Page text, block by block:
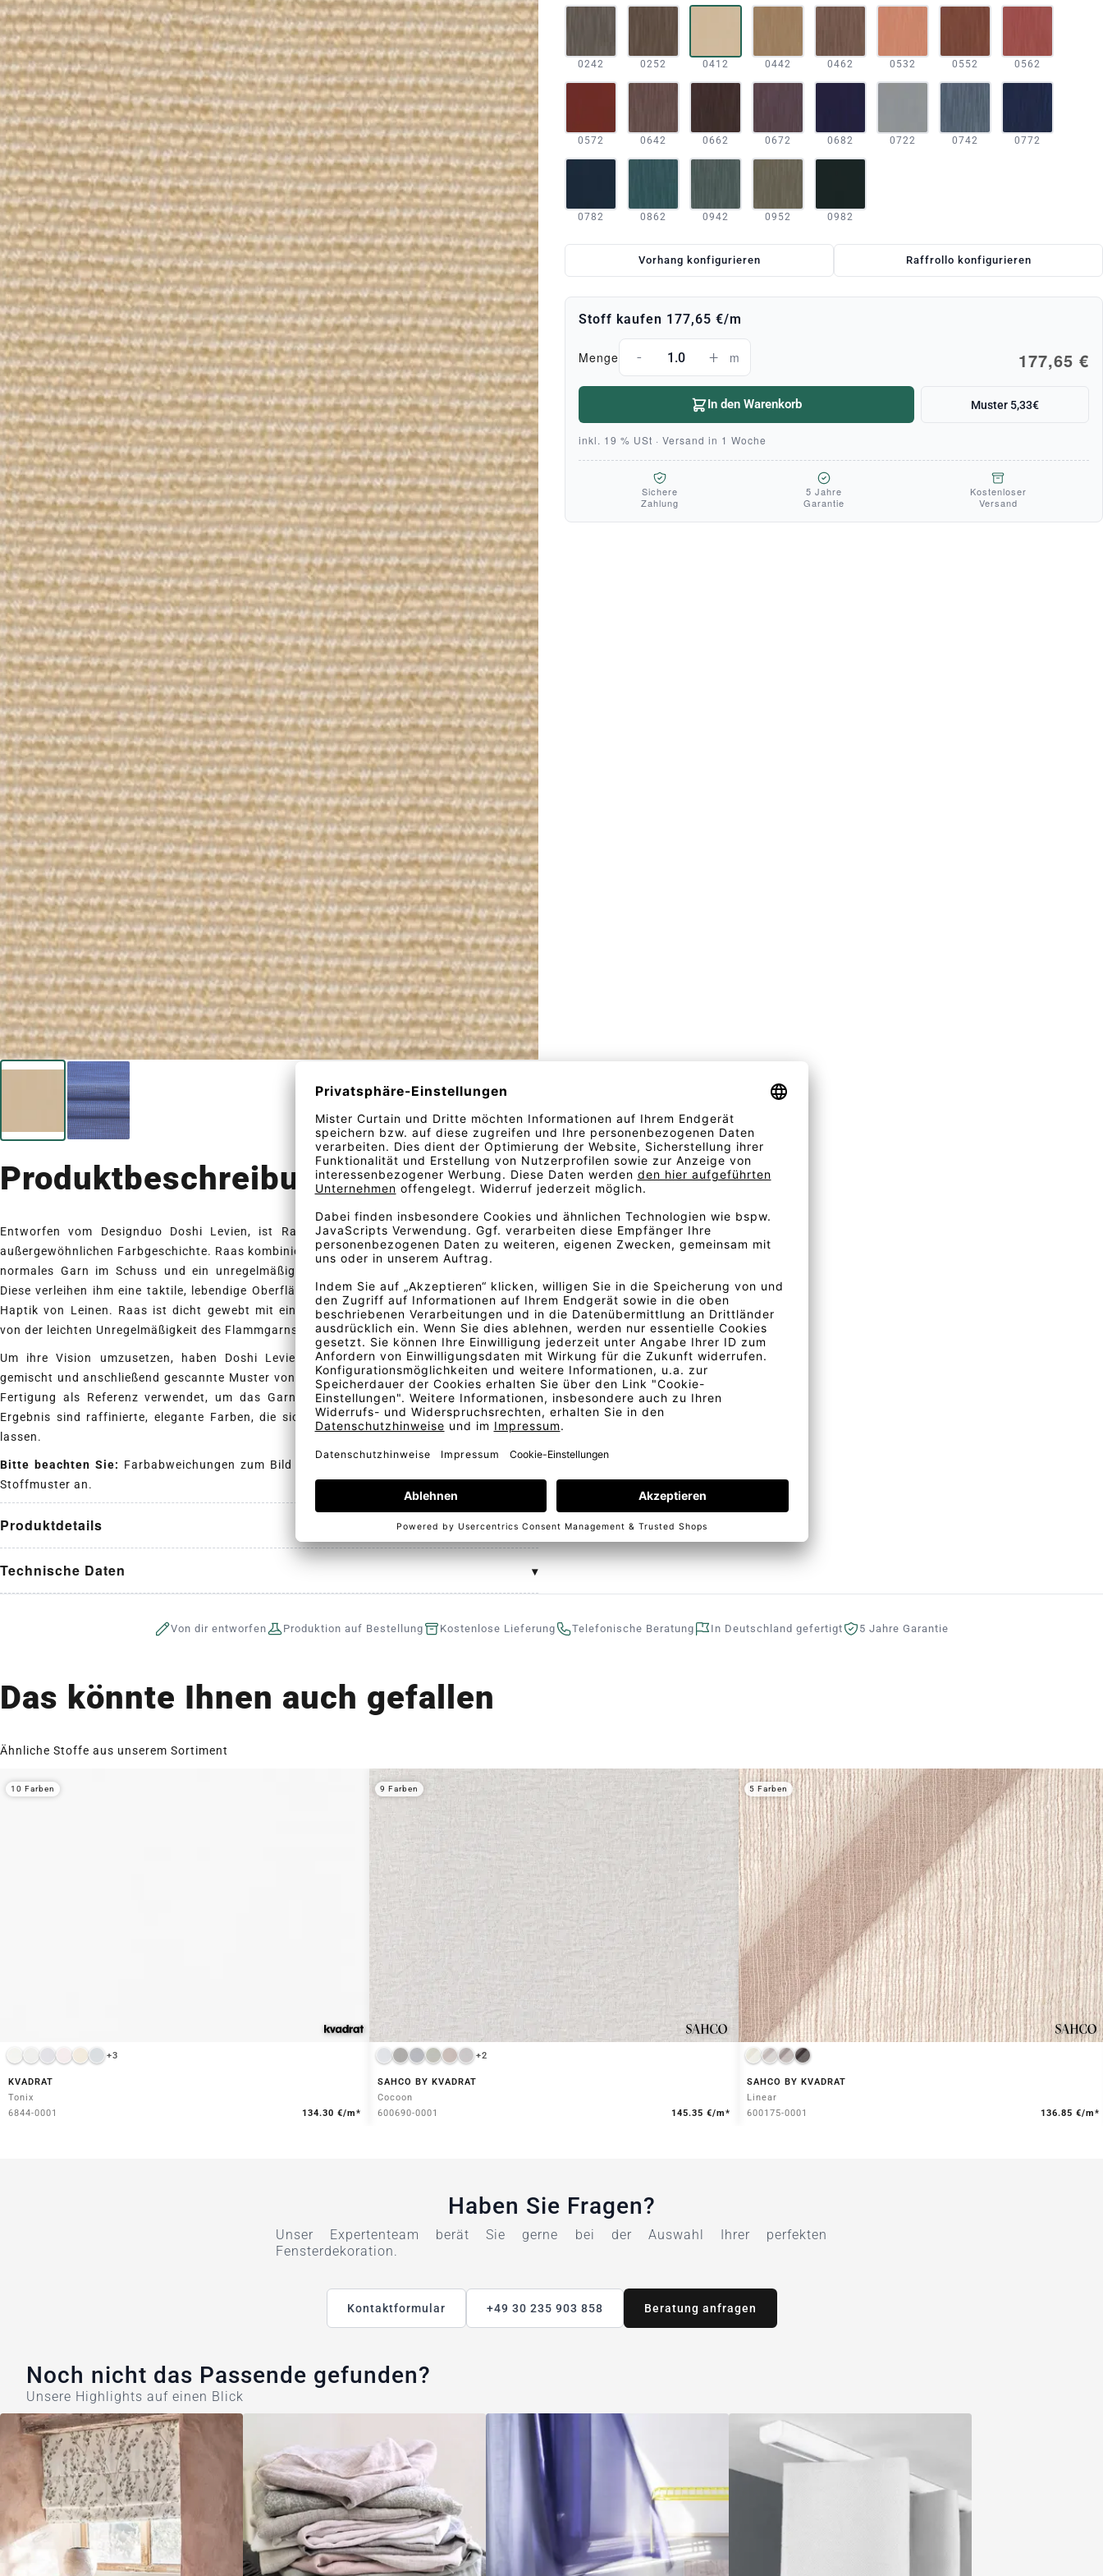
0242 0252 0412 0442 0462 0532 0552 0562
0572 0642 0662 0672 0682 0722 0742 0772
0782 0862 0942 0952 0982
Vorhang konfigurieren Raffrollo konfigurieren
Stoff kaufen 177,65 €/m
Menge - + m 177,65 €
In den Warenkorb Muster 5,33€
inkl. 19 % USt · Versand in 1 Woche
Sichere
Zahlung
5 Jahre
Garantie
Kostenloser
Versand
Produktbeschreibung
Entworfen vom Designduo Doshi Levien, ist Raas ein lebendiger Möbelstoff mit einer
außergewöhnlichen Farbgeschichte. Raas kombiniert zwei voluminöse, einfarbige Garne: ein
normales Garn im Schuss und ein unregelmäßig strukturiertes Flammgarn in der Kette.
Diese verleihen ihm eine taktile, lebendige Oberfläche mit Bouclé-Charakter und der kühlen
Haptik von Leinen. Raas ist dicht gewebt mit einem präzisen, gitterartigen Ausdruck, der
von der leichten Unregelmäßigkeit des Flammgarns ausgeglichen wird.
Um ihre Vision umzusetzen, haben Doshi Levien über 100 Gouache-Farben von Hand
gemischt und anschließend gescannte Muster von Hand bemalt. Diese wurden während der
Fertigung als Referenz verwendet, um das Garn mit höchster Präzision zu färben. Das
Ergebnis sind raffinierte, elegante Farben, die sich in keinem anderen Farbsystem finden
lassen.
Bitte beachten Sie: Farbabweichungen zum Bild sind möglich. Fordern Sie am besten ein
Stoffmuster an.
Produktdetails
Technische Daten
Von dir entworfen Produktion auf Bestellung Kostenlose Lieferung Telefonische Beratung In Deutschland gefertigt 5 Jahre Garantie
Das könnte Ihnen auch gefallen
Ähnliche Stoffe aus unserem Sortiment
+3
KVADRAT
Tonix
6844-0001
134.30 €/m*
10 Farben
+2
SAHCO BY KVADRAT
Cocoon
600690-0001
145.35 €/m*
9 Farben
SAHCO BY KVADRAT
Linear
600175-0001
136.85 €/m*
5 Farben
Haben Sie Fragen?
Unser Expertenteam berät Sie gerne bei der Auswahl Ihrer perfekten
Fensterdekoration.
Kontaktformular +49 30 235 903 858 Beratung anfragen
Noch nicht das Passende gefunden?
Unsere Highlights auf einen Blick